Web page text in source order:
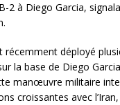
2 à Diego Garcia,
récemment déployé
la base de Diego
manœuvre militaire
croissantes avec